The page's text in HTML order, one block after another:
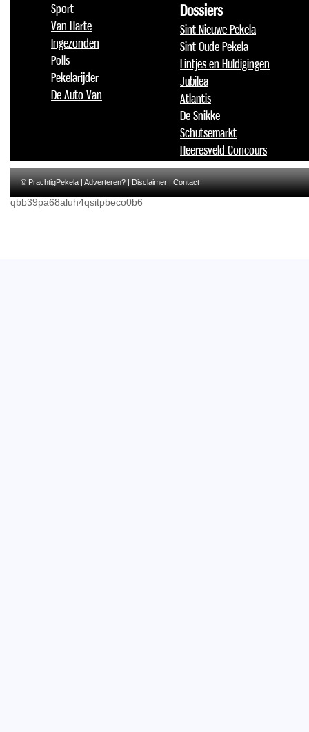
Sport
Van Harte
Ingezonden
Polls
Pekelarijder
De Auto Van
Dossiers
Sint Nieuwe Pekela
Sint Oude Pekela
Lintjes en Huldigingen
Jubilea
Atlantis
De Snikke
Schutsemarkt
Heeresveld Concours
© PrachtigPekela |Adverteren?|Disclaimer|Contact
qbb39pa68aluh4qsitpbeco0b6